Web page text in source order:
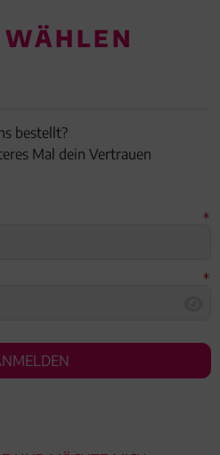
bestellt?
Mal dein Vertrauen